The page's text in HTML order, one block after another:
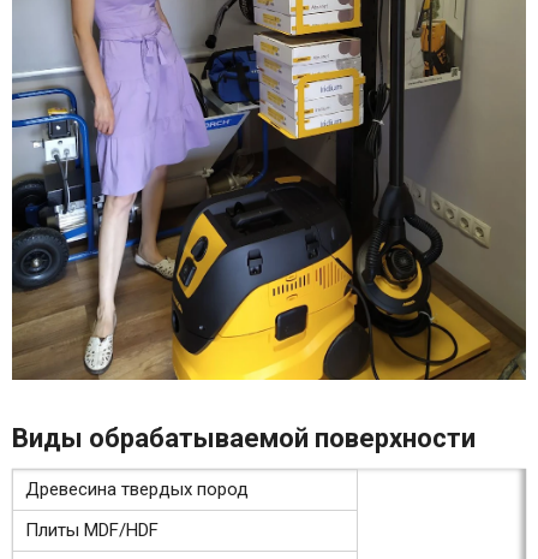
Виды обрабатываемой поверхности
Древесина твердых пород
Плиты MDF/HDF